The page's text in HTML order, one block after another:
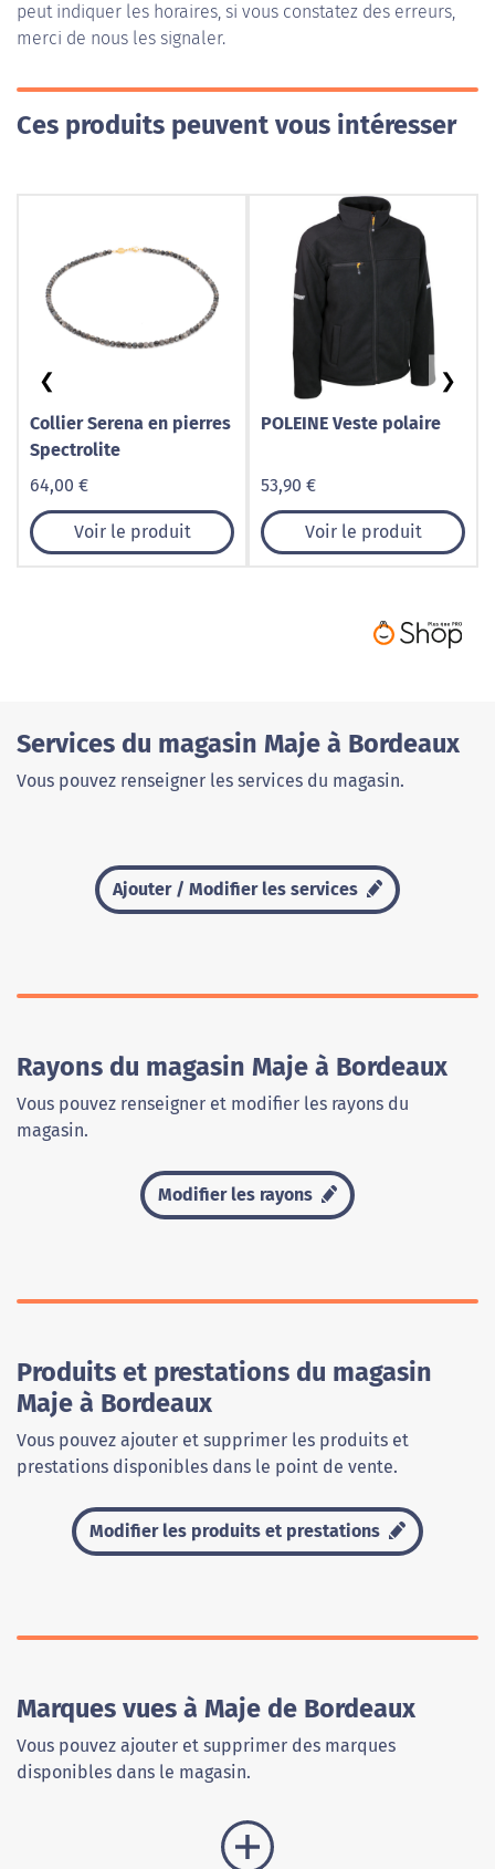
peut indiquer les horaires, si vous constatez des erreurs,
merci de nous les signaler.
Ces produits peuvent vous intéresser
Collier Serena en pierres
Spectrolite
64,00 €
Voir le produit
POLEINE Veste polaire
53,90 €
Voir le produit
❮ ❯
Services du magasin Maje à Bordeaux
Vous pouvez renseigner les services du magasin.
Ajouter / Modifier les services
Rayons du magasin Maje à Bordeaux
Vous pouvez renseigner et modifier les rayons du
magasin.
Modifier les rayons
Produits et prestations du magasin
Maje à Bordeaux
Vous pouvez ajouter et supprimer les produits et
prestations disponibles dans le point de vente.
Modifier les produits et prestations
Marques vues à Maje de Bordeaux
Vous pouvez ajouter et supprimer des marques
disponibles dans le magasin.